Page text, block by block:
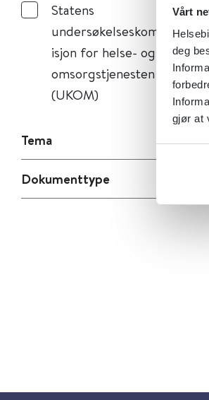
Vårt
deg
gjør at
Statens
undersøkelseskomm
isjon for helse- og
omsorgstjenesten
(UKOM)
Tema
Dokumenttype